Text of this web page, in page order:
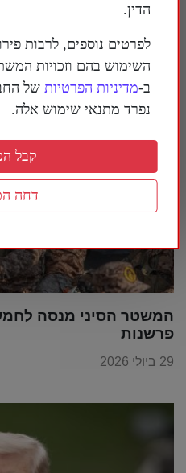
בארה"ב נחשף עוד ועוד
המשטר הסיני במדינה
המשטר הסיני מנסה
פרשנות
29 ביולי 2026
הדין.
לפרטים נוספים, לרבות
השימוש בהם וזכויות
ב-מדיניות הפרטיות של
נפרד מתנאי שימוש אלה.
דחה
קבל